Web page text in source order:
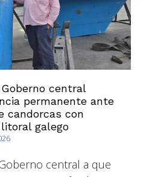
central
permanente ante
candorcas con
galego
central a que